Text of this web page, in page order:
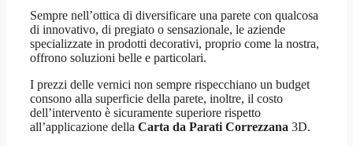
Sempre nell’ottica di diversificare una parete con qualcosa
di innovativo, di pregiato o sensazionale, le aziende
specializzate in prodotti decorativi, proprio come la nostra,
offrono soluzioni belle e particolari.
I prezzi delle vernici non sempre rispecchiano un budget
consono alla superficie della parete, inoltre, il costo
dell’intervento è sicuramente superiore rispetto
all’applicazione della Carta da Parati Correzzana 3D.